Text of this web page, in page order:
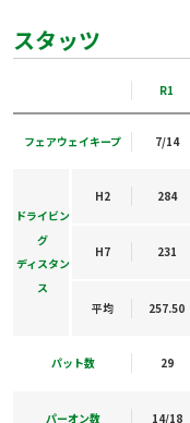
スタッツ
R1
フェアウェイキープ 7/14
ドライビン
グ
ディスタン
ス
H2 284
H7 231
平均 257.50
パット数 29
パーオン数 14/18